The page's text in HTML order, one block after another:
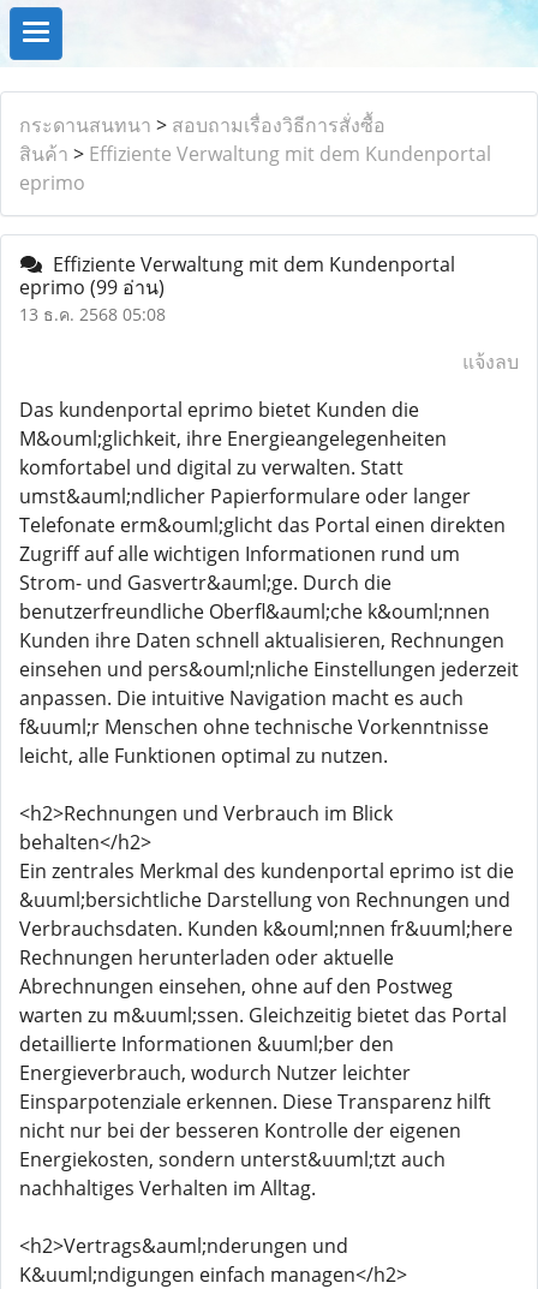
กระดานสนทนา > สอบถามเรื่องวิธีการสั่งซื้อ
สินค้า > Effiziente Verwaltung mit dem Kundenportal
eprimo
Effiziente Verwaltung mit dem Kundenportal
eprimo (99 อ่าน)
13 ธ.ค. 2568 05:08
แจ้งลบ
Das kundenportal eprimo bietet Kunden die
M&ouml;glichkeit, ihre Energieangelegenheiten
komfortabel und digital zu verwalten. Statt
umst&auml;ndlicher Papierformulare oder langer
Telefonate erm&ouml;glicht das Portal einen direkten
Zugriff auf alle wichtigen Informationen rund um
Strom- und Gasvertr&auml;ge. Durch die
benutzerfreundliche Oberfl&auml;che k&ouml;nnen
Kunden ihre Daten schnell aktualisieren, Rechnungen
einsehen und pers&ouml;nliche Einstellungen jederzeit
anpassen. Die intuitive Navigation macht es auch
f&uuml;r Menschen ohne technische Vorkenntnisse
leicht, alle Funktionen optimal zu nutzen.
<h2>Rechnungen und Verbrauch im Blick
behalten</h2>
Ein zentrales Merkmal des kundenportal eprimo ist die
&uuml;bersichtliche Darstellung von Rechnungen und
Verbrauchsdaten. Kunden k&ouml;nnen fr&uuml;here
Rechnungen herunterladen oder aktuelle
Abrechnungen einsehen, ohne auf den Postweg
warten zu m&uuml;ssen. Gleichzeitig bietet das Portal
detaillierte Informationen &uuml;ber den
Energieverbrauch, wodurch Nutzer leichter
Einsparpotenziale erkennen. Diese Transparenz hilft
nicht nur bei der besseren Kontrolle der eigenen
Energiekosten, sondern unterst&uuml;tzt auch
nachhaltiges Verhalten im Alltag.
<h2>Vertrags&auml;nderungen und
K&uuml;ndigungen einfach managen</h2>